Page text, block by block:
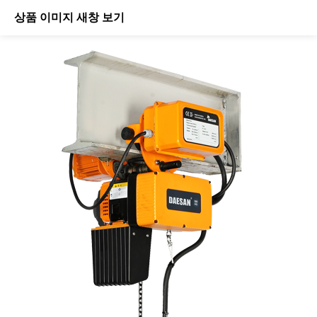
상품 이미지 새창 보기